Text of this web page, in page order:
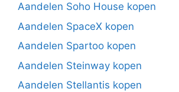
Aandelen Soho House kopen
Aandelen SpaceX kopen
Aandelen Spartoo kopen
Aandelen Steinway kopen
Aandelen Stellantis kopen